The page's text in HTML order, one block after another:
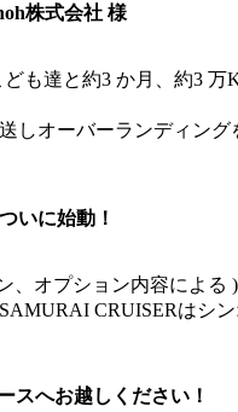
株式会社 様
も達と約3 か月、約3
オーバーランディン
いに始動！
オプション内容によ
CRUISERはシ
スへお越しください！